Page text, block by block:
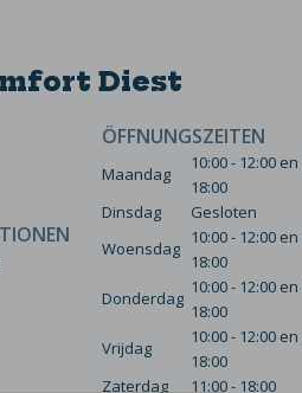
Diest
ÖFFNUNGSZEITEN
Maandag
10:00 - 12:00
18:00
Dinsdag
Gesloten
Woensdag
10:00 - 12:00
18:00
Donderdag
10:00 - 12:00
18:00
Vrijdag
10:00 - 12:00
18:00
Zaterdag
11:00 - 18:00